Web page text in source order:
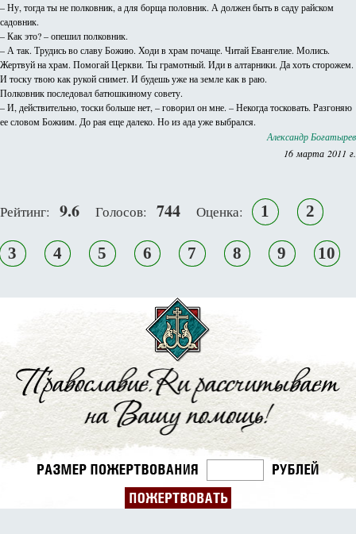
– Ну, тогда ты не полковник, а для борща половник. А должен быть в саду райском
садовник.
– Как это? – опешил полковник.
– А так. Трудись во славу Божию. Ходи в храм почаще. Читай Евангелие. Молись.
Жертвуй на храм. Помогай Церкви. Ты грамотный. Иди в алтарники. Да хоть сторожем.
И тоску твою как рукой снимет. И будешь уже на земле как в раю.
Полковник последовал батюшкиному совету.
– И, действительно, тоски больше нет, – говорил он мне. – Некогда тосковать. Разгоняю
ее словом Божиим. До рая еще далеко. Но из ада уже выбрался.
Александр Богатырев
16 марта 2011 г.
Рейтинг: 9.6 Голосов: 744 Оценка: 1 2
3 4 5 6 7 8 9 10